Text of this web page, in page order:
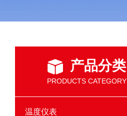
产品分类
PRODUCTS CATEGORY
温度仪表